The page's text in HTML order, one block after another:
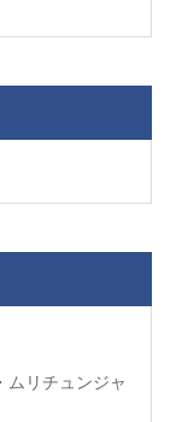
ムリチュンジャ